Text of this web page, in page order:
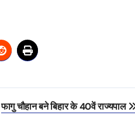
फागु चौहान बने बिहार के 40वें राज्यपाल